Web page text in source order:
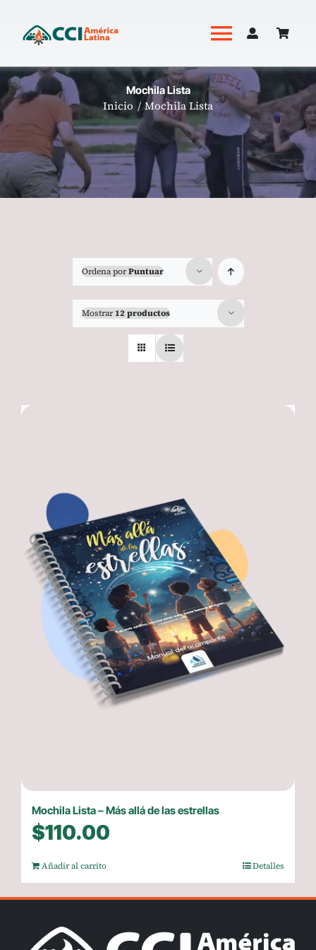
contenido
Toggle
Academia
Productos
Revista Hoguera
Mochila Lista
Inicio Mochila Lista
Ordena porPuntuar
Mostrar12 productos
Mochila Lista – Más allá de las estrellas
$110.00
Añadir al carrito Detalles